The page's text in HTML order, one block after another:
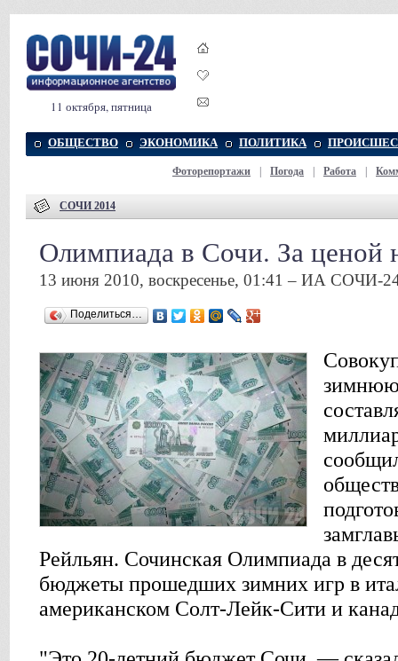
11 октября, пятница
ОБЩЕСТВО ЭКОНОМИКА ПОЛИТИКА
Фоторепортажи Погода Работа
СОЧИ 2014
Олимпиада в Сочи. За ценой
13 июня 2010, воскресенье, 01:41 – ИА СОЧИ-
Поделиться…
Рейльян. Сочинская Олимпиада в
бюджеты прошедших зимних игр в
американском Солт-Лейк-Сити и